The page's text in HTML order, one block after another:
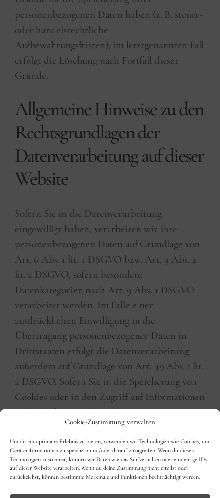
Cookie-Zustimmung verwalten
Um dir ein optimales Erlebnis zu bieten, verwenden wir Technologien wie Cookies, um
Geräteinformationen zu speichern und/oder darauf zuzugreifen. Wenn du diesen
Technologien zustimmst, können wir Daten wie das Surfverhalten oder eindeutige IDs
auf dieser Website verarbeiten. Wenn du deine Zustimmung nicht erteilst oder
zurückziehst, können bestimmte Merkmale und Funktionen beeinträchtigt werden.
personenbezogenen Daten haben (z. B. steuer-
oder handelsrechtliche
Aufbewahrungsfristen); im letztgenannten Fall
erfolgt die Löschung nach Fortfall dieser
Gründe.
Allgemeine Hinweise zu den
Rechtsgrundlagen der
Datenverarbeitung auf dieser
Website
Sofern Sie in die Datenverarbeitung
eingewilligt haben, verarbeiten wir Ihre
personenbezogenen Daten auf Grundlage von
Art. 6 Abs. 1 lit. a DSGVO bzw. Art. 9 Abs. 2
lit. a DSGVO, sofern besondere
Datenkategorien nach Art. 9 Abs. 1 DSGVO
verarbeitet werden. Im Falle einer
ausdrücklichen Einwilligung in die
Übertragung personenbezogener Daten in
Drittstaaten erfolgt die Datenverarbeitung
außerdem auf Grundlage von Art. 49 Abs. 1 lit.
a DSGVO. Sofern Sie in die Speicherung von
Cookies oder in den Zugriff auf Informationen
in Ihr Endgerät (z. B. via Device-
Fingerprinting) eingewilligt haben, erfolgt die
Datenverarbeitung zusätzlich auf Grundlage
von § 25 Abs. 1 TTDSG. Die Einwilligung ist
jederzeit widerrufbar. Sind Ihre Daten zur